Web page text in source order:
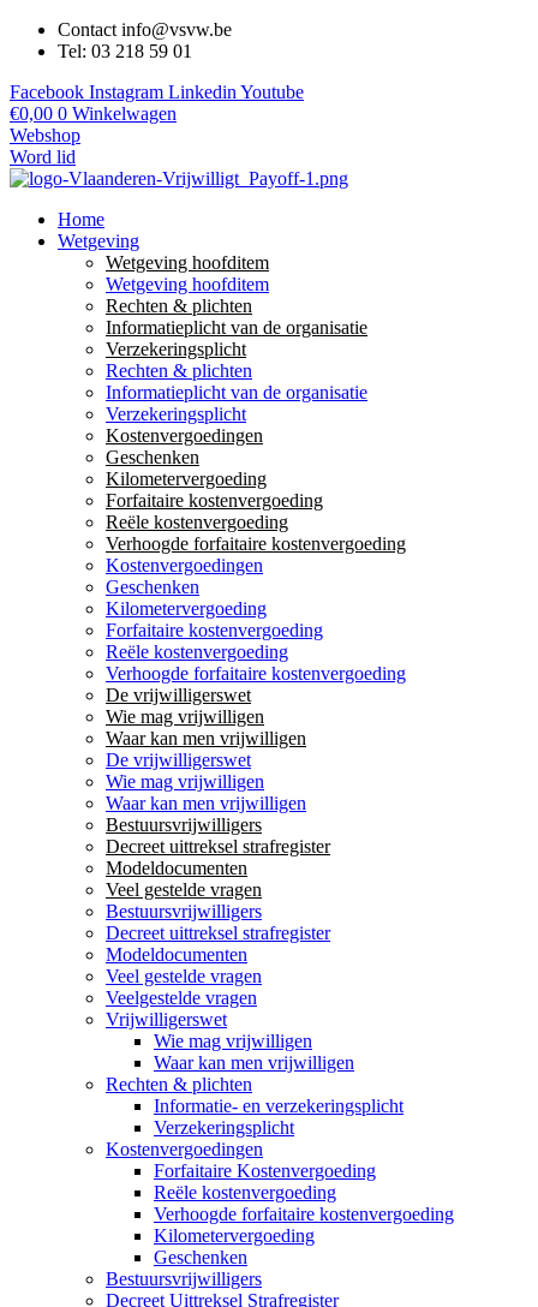
Contact info@vsvw.be
Tel: 03 218 59 01
Facebook Instagram Linkedin Youtube
€0,00 0 Winkelwagen
Webshop
Word lid
Home
Wetgeving
Wetgeving hoofditem
Wetgeving hoofditem
Rechten & plichten
Informatieplicht van de organisatie
Verzekeringsplicht
Rechten & plichten
Informatieplicht van de organisatie
Verzekeringsplicht
Kostenvergoedingen
Geschenken
Kilometervergoeding
Forfaitaire kostenvergoeding
Reële kostenvergoeding
Verhoogde forfaitaire kostenvergoeding
Kostenvergoedingen
Geschenken
Kilometervergoeding
Forfaitaire kostenvergoeding
Reële kostenvergoeding
Verhoogde forfaitaire kostenvergoeding
De vrijwilligerswet
Wie mag vrijwilligen
Waar kan men vrijwilligen
De vrijwilligerswet
Wie mag vrijwilligen
Waar kan men vrijwilligen
Bestuursvrijwilligers
Decreet uittreksel strafregister
Modeldocumenten
Veel gestelde vragen
Bestuursvrijwilligers
Decreet uittreksel strafregister
Modeldocumenten
Veel gestelde vragen
Veelgestelde vragen
Vrijwilligerswet
Wie mag vrijwilligen
Waar kan men vrijwilligen
Rechten & plichten
Informatie- en verzekeringsplicht
Verzekeringsplicht
Kostenvergoedingen
Forfaitaire Kostenvergoeding
Reële kostenvergoeding
Verhoogde forfaitaire kostenvergoeding
Kilometervergoeding
Geschenken
Bestuursvrijwilligers
Decreet Uittreksel Strafregister